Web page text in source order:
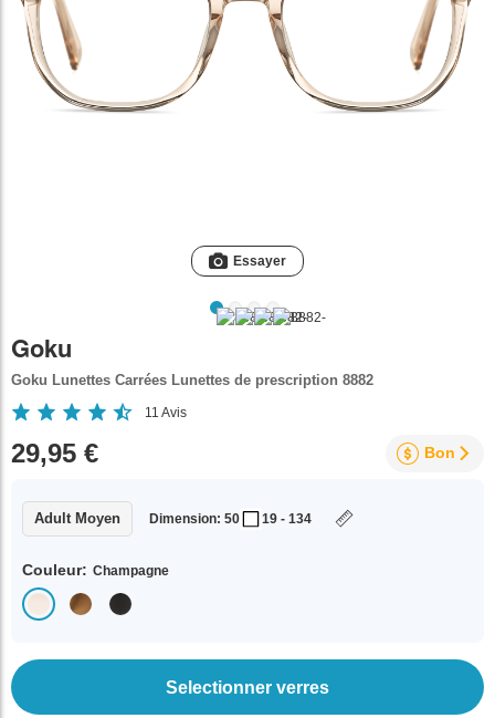
Essayer
Goku
Goku Lunettes Carrées Lunettes de prescription 8882
11 Avis
29,95 € Bon
Adult Moyen Dimension: 50 19 - 134
Couleur: Champagne
Selectionner verres